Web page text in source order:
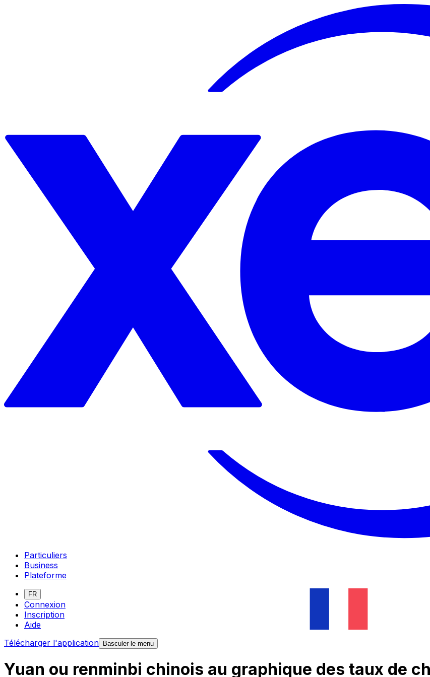
Particuliers
Business
Plateforme
FR
Connexion
Inscription
Aide
Télécharger l'application Basculer le menu
Yuan ou renminbi chinois au graphique des taux de